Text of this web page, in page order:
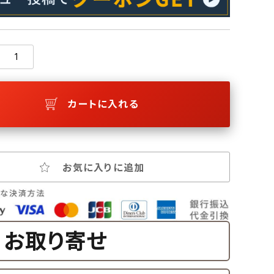
カートに入れる
お気に入りに追加
お取り寄せ